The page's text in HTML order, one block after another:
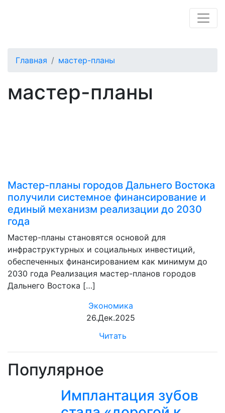
Главная мастер-планы
мастер-планы
Мастер-планы городов Дальнего Востока
получили системное финансирование и
единый механизм реализации до 2030
года
Мастер-планы становятся основой для
инфраструктурных и социальных инвестиций,
обеспеченных финансированием как минимум до
2030 года Реализация мастер-планов городов
Дальнего Востока […]
Экономика
26.Дек.2025
Читать
Популярное
Имплантация зубов